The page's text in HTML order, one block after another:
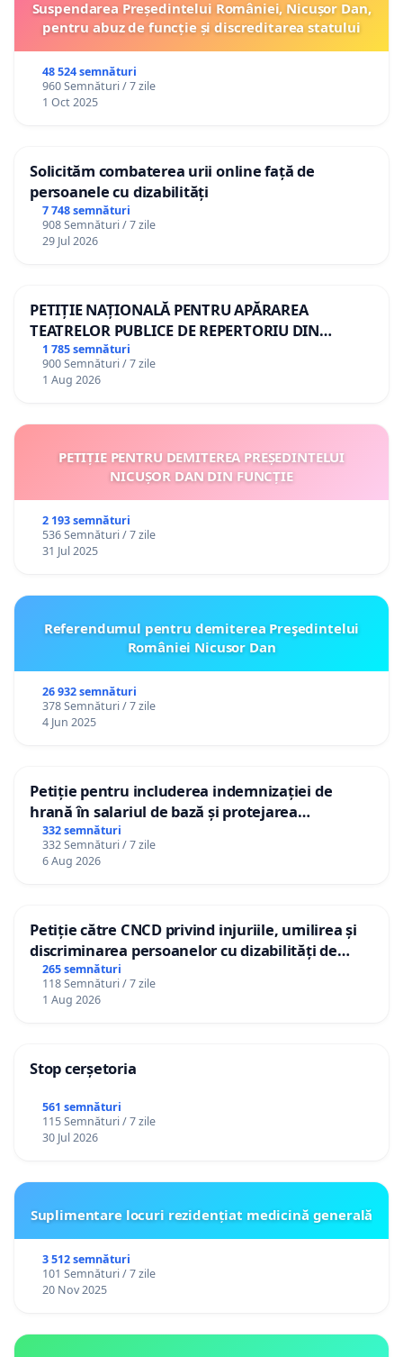
Suspendarea Președintelui României, Nicușor Dan,
pentru abuz de funcție și discreditarea statului
48 524 semnături
960 Semnături / 7 zile
1 Oct 2025
Solicităm combaterea urii online față de
persoanele cu dizabilități
7 748 semnături
908 Semnături / 7 zile
29 Jul 2026
PETIȚIE NAȚIONALĂ PENTRU APĂRAREA
TEATRELOR PUBLICE DE REPERTORIU DIN
ROMÂNIA
1 785 semnături
900 Semnături / 7 zile
1 Aug 2026
PETIȚIE PENTRU DEMITEREA PREȘEDINTELUI
NICUȘOR DAN DIN FUNCȚIE
2 193 semnături
536 Semnături / 7 zile
31 Jul 2025
Referendumul pentru demiterea Preşedintelui
României Nicusor Dan
26 932 semnături
378 Semnături / 7 zile
4 Jun 2025
Petiție pentru includerea indemnizației de
hrană în salariul de bază și protejarea
gradațiilor de vechime pentru asistenții
personali
332 semnături
332 Semnături / 7 zile
6 Aug 2026
Petiție către CNCD privind injuriile, umilirea și
discriminarea persoanelor cu dizabilități de
către utilizatorul TikTok „Gorici”
265 semnături
118 Semnături / 7 zile
1 Aug 2026
Stop cerșetoria
561 semnături
115 Semnături / 7 zile
30 Jul 2026
Suplimentare locuri rezidențiat medicină generală
3 512 semnături
101 Semnături / 7 zile
20 Nov 2025